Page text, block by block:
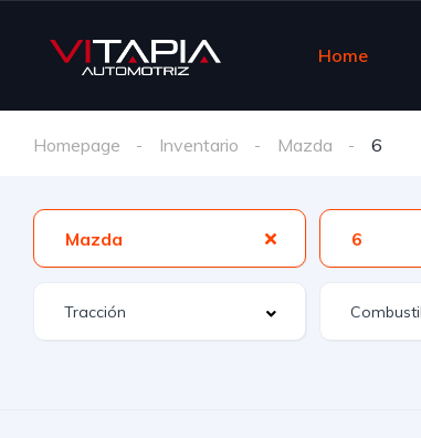
Home
Homepage Inventario Mazda 6
Mazda 6